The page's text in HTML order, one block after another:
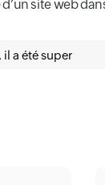
site web
il a été super